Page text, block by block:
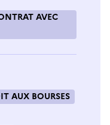
AVEC
AUX BOURSES